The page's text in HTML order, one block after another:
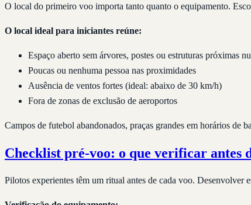
O local do primeiro voo importa tanto quanto o equipamento.
O local ideal para iniciantes reúne:
Espaço aberto sem árvores, postes ou estruturas próximas
Poucas ou nenhuma pessoa nas proximidades
Ausência de ventos fortes (ideal: abaixo de 30 km/h)
Fora de zonas de exclusão de aeroportos
Campos de futebol abandonados, praças grandes em horários de
Checklist pré-voo: o que verificar antes
Pilotos experientes têm um ritual antes de cada voo. Desenvolver